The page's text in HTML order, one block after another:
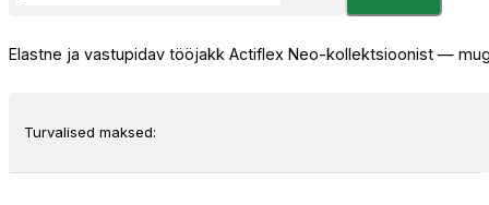
Neo
Elastne ja vastupidav tööjakk Actiflex Neo-kollektsioonist —
Turvalised maksed: